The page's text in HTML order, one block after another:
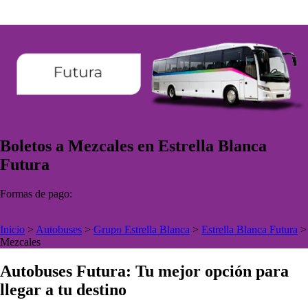
Boletos a Mezcales en Estrella Blanca
Futura
Formas de pago:
Inicio > Autobuses > Grupo Estrella Blanca > Estrella Blanca Futura >
Mezcales
Autobuses Futura: Tu mejor opción para
llegar a tu destino